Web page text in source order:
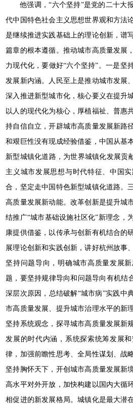
他强调，“六个坚持”是党的二十大
代中国特色社会主义思想世界观和方法
是继续推进实践基础上的理论创新，谱
篇章的根本遵循。推动城市高质量发展
力现代化，要做好“六个坚持”。一是坚
发展新内涵。人民至上是推动城市发展
深入推进新型城市化，核心要义在提升
以人的现代化为核心，厚植福祉、普惠
持自信自立，开辟城市高质量发展新路
和艰巨性没有现成经验借鉴，中国从基
新型城镇化道路，为世界城镇化发展贡
主义城市发展思想与时代特征、中国
合，坚定走中国特色新型城镇化道路。
高质量发展新动能。改革创新是提升城
结推广“城市基础设施社区化”新理念，
康提供借鉴，以传承与创新有机结合的
展理论创新和实践创新，讲好杭州故事
坚持问题导向，明确城市高质量发展
题，要坚持规律导向和问题导向有机结
深层次原因，总结破解“城市病”实践中
市高质量发展、提升城市治理水平的新
坚持系统观念，探寻城市高质量发展新
发展的时代内涵，系统探索统筹发展
律，加强前瞻性思考、全局性谋划、战
坚持胸怀天下，开创城市高质量发展新
高水平对外开放，加快构建以国内大循
相促进的新发展格局。城镇化是最大潜